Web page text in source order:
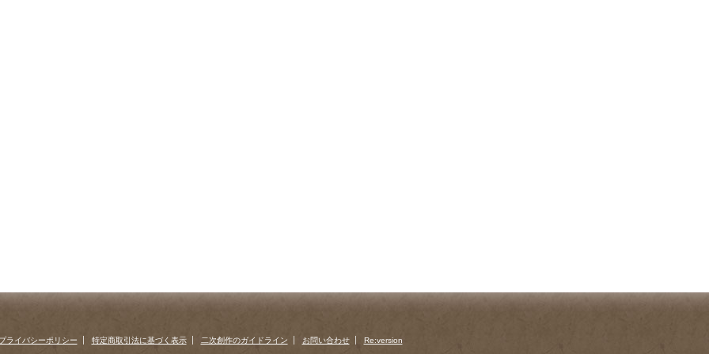
ライバシーポリシー 特定商取引法に基づく表示 二次創作のガイドライン お問い合わせ Re:version